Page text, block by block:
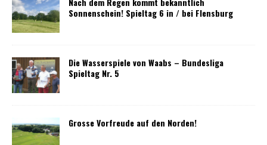
Sonnenschein! Spieltag 6 in / bei Flensburg
Die Wasserspiele von Waabs – Bundesliga
Spieltag Nr. 5
Grosse Vorfreude auf den Norden!